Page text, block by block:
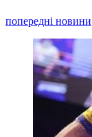
попередні новини